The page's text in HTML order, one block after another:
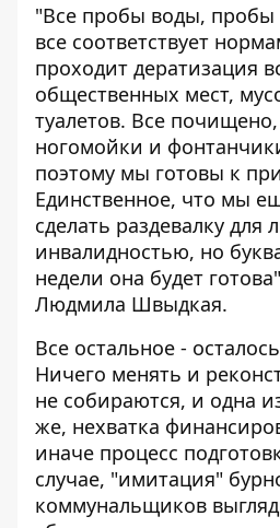
"Все пробы воды, пробы
все соответствует
проходит дератизация
общественных мест,
туалетов. Все
ногомойки и
поэтому мы готовы к
Единственное, что мы
сделать раздевалку для
инвалидностью, но
недели она будет
Людмила Швыдкая.
Все остальное -
Ничего менять и
не собираются, и одна
же, нехватка
иначе процесс
случае, "имитация"
коммунальщиков